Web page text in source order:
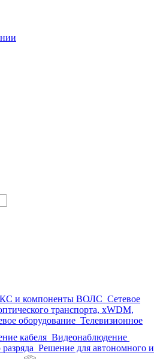
и компоненты ВОЛС Сетевое
транспорта, xWDM,
оборудование Телевизионное
кабеля Видеонаблюдение
Решение для автономного и